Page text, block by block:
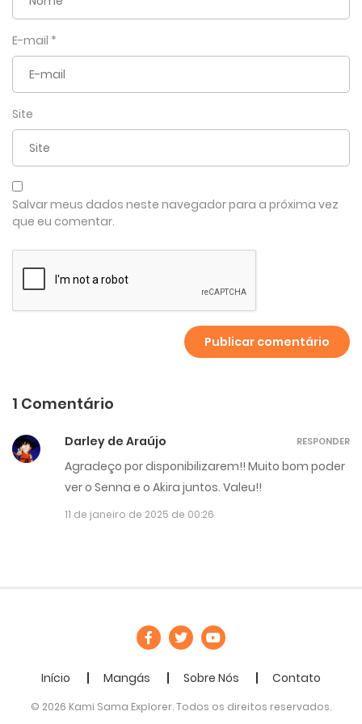
E-mail *
Site
Salvar meus dados neste navegador para a próxima vez
que eu comentar.
1 Comentário
Darley de Araújo
Agradeço por disponibilizarem!! Muito bom poder
ver o Senna e o Akira juntos. Valeu!!
11 de janeiro de 2025 de 00:26
RESPONDER
Início Mangás Sobre Nós Contato
© 2026 Kami Sama Explorer. Todos os direitos reservados.